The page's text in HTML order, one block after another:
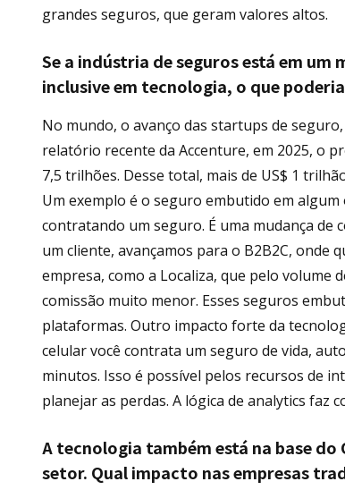
grandes seguros, que geram valores altos.
Se a indústria de seguros está em
inclusive em tecnologia, o que
No mundo, o avanço das startups de
relatório recente da Accenture, em 2025, o
7,5 trilhões. Desse total, mais de US$ 1
Um exemplo é o seguro embutido em
contratando um seguro. É uma mudança de
um cliente, avançamos para o B2B2C, onde
empresa, como a Localiza, que pelo volume
comissão muito menor. Esses seguros
plataformas. Outro impacto forte da
celular você contrata um seguro de vida,
minutos. Isso é possível pelos recursos de
planejar as perdas. A lógica de analytics faz
A tecnologia também está na base
setor. Qual impacto nas empresas